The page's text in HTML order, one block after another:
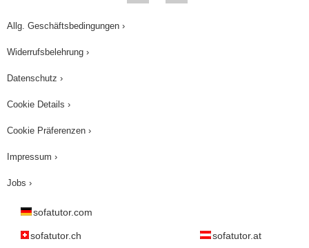
Allg. Geschäftsbedingungen ›
Widerrufsbelehrung ›
Datenschutz ›
Cookie Details ›
Cookie Präferenzen ›
Impressum ›
Jobs ›
sofatutor.com
sofatutor.ch sofatutor.at